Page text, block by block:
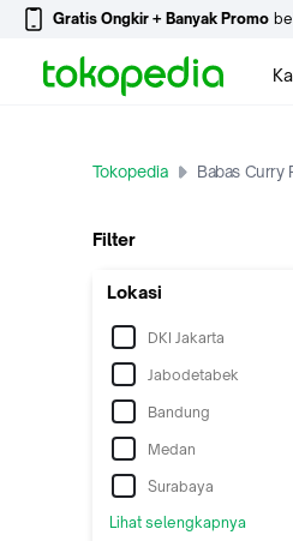
Gratis Ongkir + Banyak Promo
Tokopedia Babas Curry
Filter
Lokasi
DKI Jakarta
Jabodetabek
Bandung
Medan
Surabaya
Lihat selengkapnya